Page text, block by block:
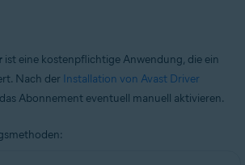
ist eine kostenpflichtige Anwendung, die ein
Nach der Installation von Avast Driver
Abonnement eventuell manuell aktivieren.